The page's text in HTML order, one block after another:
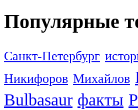
Популярные
Санкт-Петербург
Никифоров Михайлов
Bulbasaur факты